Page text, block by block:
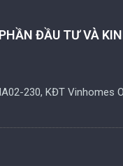
ĐẦU TƯ VÀ
230, KĐT Vinhomes